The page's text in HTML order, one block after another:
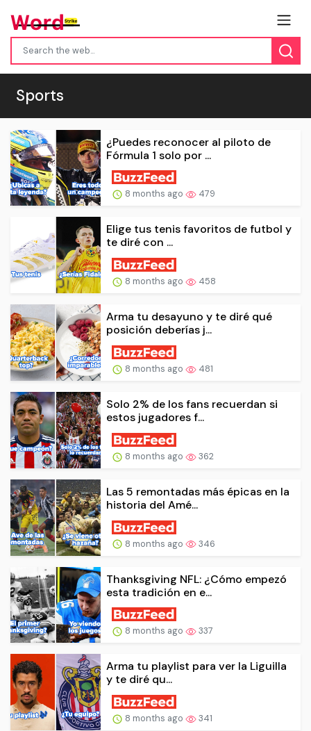
Sports
¿Puedes reconocer al piloto de
Fórmula 1 solo por ...
8 months ago 479
Elige tus tenis favoritos de futbol y
te diré con ...
8 months ago 458
Arma tu desayuno y te diré qué
posición deberías j...
8 months ago 481
Solo 2% de los fans recuerdan si
estos jugadores f...
8 months ago 362
Las 5 remontadas más épicas en la
historia del Amé...
8 months ago 346
Thanksgiving NFL: ¿Cómo empezó
esta tradición en e...
8 months ago 337
Arma tu playlist para ver la Liguilla
y te diré qu...
8 months ago 341